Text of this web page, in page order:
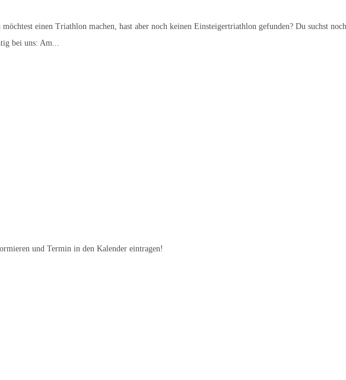
einen Triathlon machen, hast aber noch keinen Einsteigertriathlon gefunden? Du suchst
bei uns: Am...
und Termin in den Kalender eintragen!